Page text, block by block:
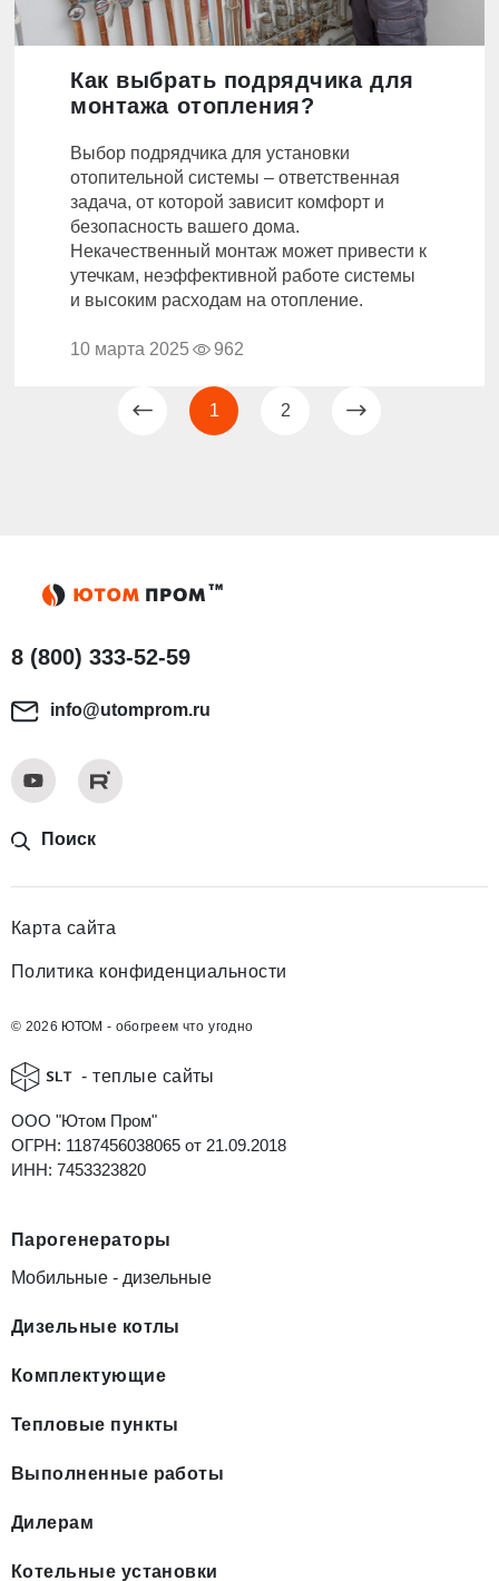
Как выбрать подрядчика для
монтажа отопления?
Выбор подрядчика для установки
отопительной системы – ответственная
задача, от которой зависит комфорт и
безопасность вашего дома.
Некачественный монтаж может привести к
утечкам, неэффективной работе системы
и высоким расходам на отопление.
10 марта 2025 962
1 2
8 (800) 333-52-59
info@utomprom.ru
Поиск
Карта сайта
Политика конфиденциальности
© 2026 ЮТОМ - обогреем что угодно
- теплые сайты
ООО "Ютом Пром"
ОГРН: 1187456038065 от 21.09.2018
ИНН: 7453323820
Парогенераторы
Мобильные - дизельные
Дизельные котлы
Комплектующие
Тепловые пункты
Выполненные работы
Дилерам
Котельные установки